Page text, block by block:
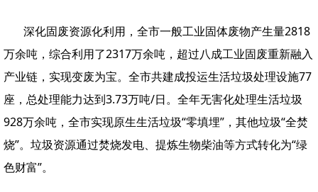
深化固废资源化利用，全市一般工业固体废物产生量2818
万余吨，综合利用了2317万余吨，超过八成工业固废重新融入
产业链，实现变废为宝。全市共建成投运生活垃圾处理设施77
座，总处理能力达到3.73万吨/日。全年无害化处理生活垃圾
928万余吨，全市实现原生生活垃圾“零填埋”，其他垃圾“全焚
烧”。垃圾资源通过焚烧发电、提炼生物柴油等方式转化为“绿
色财富”。